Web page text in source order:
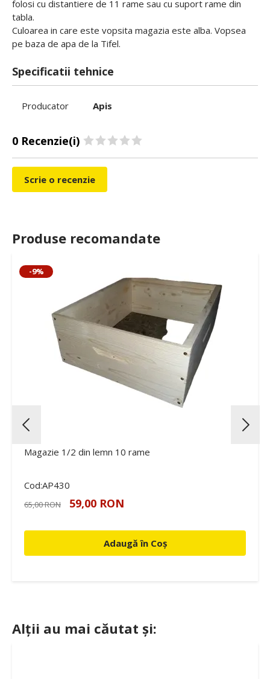
folosi cu distantiere de 11 rame sau cu suport rame din
tabla.
Culoarea in care este vopsita magazia este alba. Vopsea
pe baza de apa de la Tifel.
Specificatii tehnice
Producator Apis
0 Recenzie(i)
Scrie o recenzie
Produse recomandate
-9%
Magazie 1/2 din lemn 10 rame
Cod:AP430
65,00 RON 59,00 RON
Adaugă în Coș
Alții au mai căutat și: